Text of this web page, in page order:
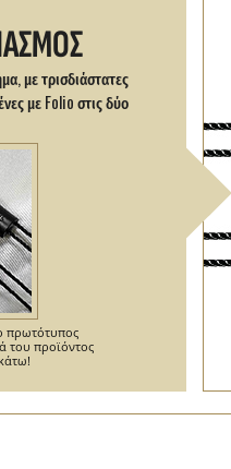
με τρισδιάστατες
με Folio στις δύο
πρωτότυπος
του προϊόντος